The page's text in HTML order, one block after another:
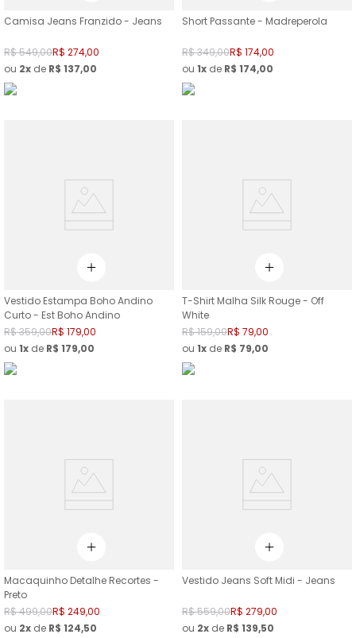
Camisa Jeans Franzido - Jeans
R$549,00R$ 274,00
ou 2 de R$ 137,00
Short Passante - Madreperola
R$349,00R$ 174,00
ou 1 de R$ 174,00
Vestido Estampa Boho Andino
Curto - Est Boho Andino
R$359,00R$ 179,00
ou 1 de R$ 179,00
T-Shirt Malha Silk Rouge - Off
White
R$159,00R$ 79,00
ou 1 de R$ 79,00
Macaquinho Detalhe Recortes -
Preto
R$499,00R$ 249,00
ou 2 de R$ 124,50
Vestido Jeans Soft Midi - Jeans
R$559,00R$ 279,00
ou 2 de R$ 139,50